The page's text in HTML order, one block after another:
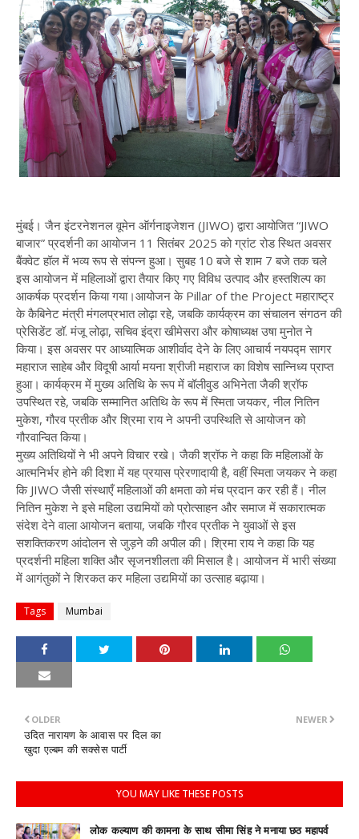
मुंबई। जैन इंटरनेशनल वूमेन ऑर्गनाइजेशन (JIWO) द्वारा आयोजित “JIWO
बाजार” प्रदर्शनी का आयोजन 11 सितंबर 2025 को ग्रांट रोड स्थित अवसर
बैंक्वेट हॉल में भव्य रूप से संपन्न हुआ। सुबह 10 बजे से शाम 7 बजे तक चले
इस आयोजन में महिलाओं द्वारा तैयार किए गए विविध उत्पाद और हस्तशिल्प का
आकर्षक प्रदर्शन किया गया।आयोजन के Pillar of the Project महाराष्ट्र
के कैबिनेट मंत्री मंगलप्रभात लोढ़ा रहे, जबकि कार्यक्रम का संचालन संगठन की
प्रेसिडेंट डॉ. मंजू लोढ़ा, सचिव इंद्रा खीमेसरा और कोषाध्यक्ष उषा मुनोत ने
किया। इस अवसर पर आध्यात्मिक आशीर्वाद देने के लिए आचार्य नयपद्म सागर
महाराज साहेब और विदूषी आर्या मयना श्रीजी महाराज का विशेष सान्निध्य प्राप्त
हुआ। कार्यक्रम में मुख्य अतिथि के रूप में बॉलीवुड अभिनेता जैकी श्रॉफ
उपस्थित रहे, जबकि सम्मानित अतिथि के रूप में स्मिता जयकर, नील नितिन
मुकेश, गौरव प्रतीक और श्रिमा राय ने अपनी उपस्थिति से आयोजन को
गौरवान्वित किया।
मुख्य अतिथियों ने भी अपने विचार रखे। जैकी श्रॉफ ने कहा कि महिलाओं के
आत्मनिर्भर होने की दिशा में यह प्रयास प्रेरणादायी है, वहीं स्मिता जयकर ने कहा
कि JIWO जैसी संस्थाएँ महिलाओं की क्षमता को मंच प्रदान कर रही हैं। नील
नितिन मुकेश ने इसे महिला उद्यमियों को प्रोत्साहन और समाज में सकारात्मक
संदेश देने वाला आयोजन बताया, जबकि गौरव प्रतीक ने युवाओं से इस
सशक्तिकरण आंदोलन से जुड़ने की अपील की। श्रिमा राय ने कहा कि यह
प्रदर्शनी महिला शक्ति और सृजनशीलता की मिसाल है। आयोजन में भारी संख्या
में आगंतुकों ने शिरकत कर महिला उद्यमियों का उत्साह बढ़ाया।
Tags Mumbai
NEWER
OLDER
उदित नारायण के आवास पर दिल का
खुदा एल्बम की सक्सेस पार्टी
YOU MAY LIKE THESE POSTS
लोक कल्याण की कामना के साथ सीमा सिंह ने मनाया छठ महापर्व